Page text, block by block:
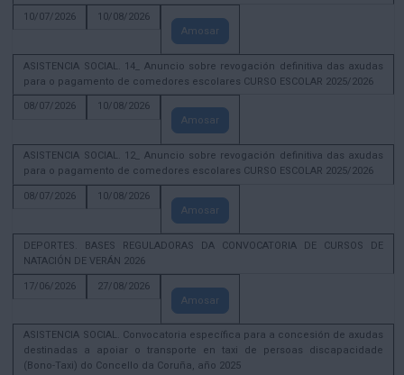
10/07/2026
10/08/2026
Amosar
ASISTENCIA SOCIAL. 14_ Anuncio sobre revogación definitiva das axudas
para o pagamento de comedores escolares CURSO ESCOLAR 2025/2026
08/07/2026
10/08/2026
Amosar
ASISTENCIA SOCIAL. 12_ Anuncio sobre revogación definitiva das axudas
para o pagamento de comedores escolares CURSO ESCOLAR 2025/2026
08/07/2026
10/08/2026
Amosar
DEPORTES. BASES REGULADORAS DA CONVOCATORIA DE CURSOS DE
NATACIÓN DE VERÁN 2026
17/06/2026
27/08/2026
Amosar
ASISTENCIA SOCIAL. Convocatoria específica para a concesión de axudas
destinadas a apoiar o transporte en taxi de persoas discapacidade
(Bono-Taxi) do Concello da Coruña, año 2025